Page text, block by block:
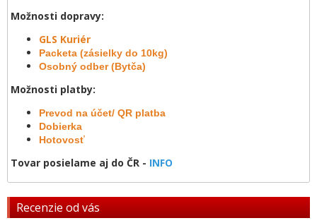
Možnosti dopravy:
GLS Kuriér
Packeta (zásielky do 10kg)
Osobný odber (Bytča)
Možnosti platby:
Prevod na účet/ QR platba
Dobierka
Hotovosť
Tovar posielame aj do ČR - INFO
Recenzie od vás